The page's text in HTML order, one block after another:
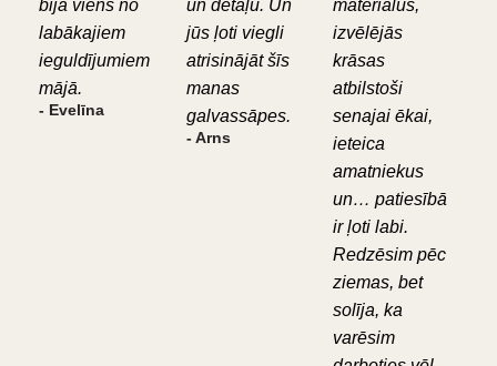
bija viens no
labākajiem
ieguldījumiem
mājā.
- Evelīna
un detaļu. Un
jūs ļoti viegli
atrisinājāt šīs
manas
galvassāpes.
- Arns
materiālus,
izvēlējās
krāsas
atbilstoši
senajai ēkai,
ieteica
amatniekus
un… patiesībā
ir ļoti labi.
Redzēsim pēc
ziemas, bet
solīja, ka
varēsim